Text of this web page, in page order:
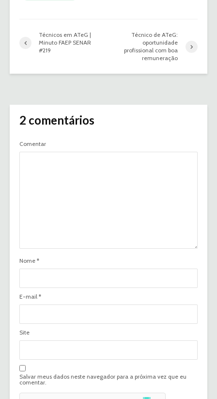
Técnicos em ATeG |
Minuto FAEP SENAR
#219
Técnico de ATeG:
oportunidade
profissional com boa
remuneração
2 comentários
Comentar
Nome *
E-mail *
Site
Salvar meus dados neste navegador para a próxima vez que eu
comentar.